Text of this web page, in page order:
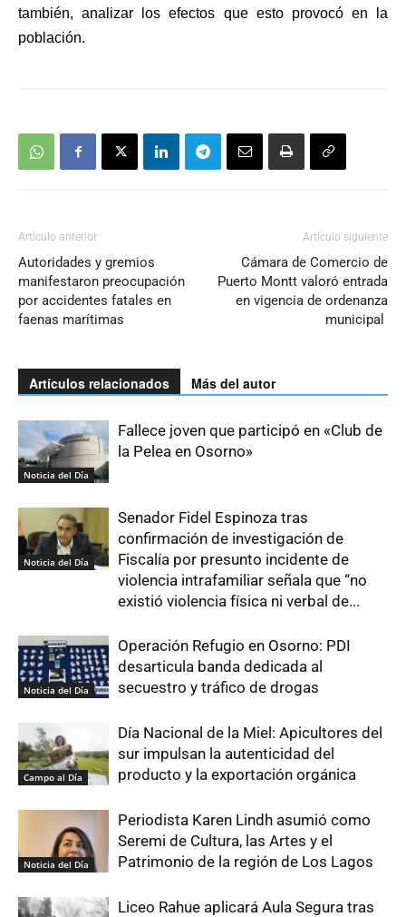
también, analizar los efectos que esto provocó en la
población.
Artículo anterior
Autoridades y gremios
manifestaron preocupación
por accidentes fatales en
faenas marítimas
Artículo siguiente
Cámara de Comercio de
Puerto Montt valoró entrada
en vigencia de ordenanza
municipal
Artículos relacionados Más del autor
Noticia del Día
Fallece joven que participó en «Club de
la Pelea en Osorno»
Noticia del Día
Senador Fidel Espinoza tras
confirmación de investigación de
Fiscalía por presunto incidente de
violencia intrafamiliar señala que “no
existió violencia física ni verbal de...
Noticia del Día
Operación Refugio en Osorno: PDI
desarticula banda dedicada al
secuestro y tráfico de drogas
Campo al Día
Día Nacional de la Miel: Apicultores del
sur impulsan la autenticidad del
producto y la exportación orgánica
Noticia del Día
Periodista Karen Lindh asumió como
Seremi de Cultura, las Artes y el
Patrimonio de la región de Los Lagos
Liceo Rahue aplicará Aula Segura tras